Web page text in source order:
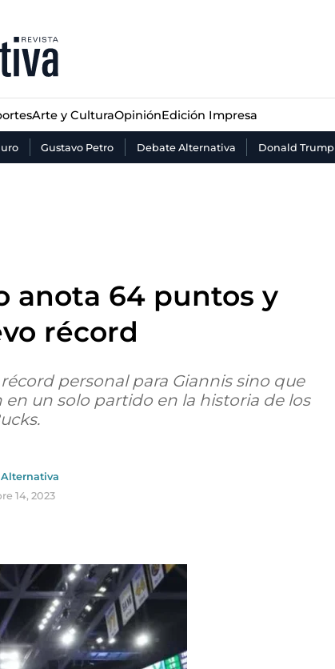
Arte y CulturaOpiniónEdición Impresa
Gustavo Petro Debate Alternativa Donald Trump
Arte y Cultura
anota 64 puntos y
récord
personal para Giannis sino que
un solo partido en la historia de los
14, 2023